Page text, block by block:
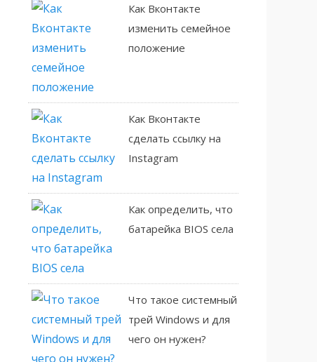
Как Вконтакте
изменить семейное
положение
Как Вконтакте
сделать ссылку на
Instagram
Как определить, что
батарейка BIOS села
Что такое системный
трей Windows и для
чего он нужен?